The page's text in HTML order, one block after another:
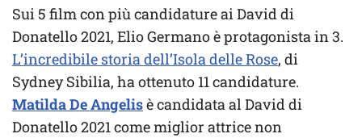
Sui 5 film con più candidature ai David di
Donatello 2021, Elio Germano è protagonista in 3.
L’incredibile storia dell’Isola delle Rose, di
Sydney Sibilia, ha ottenuto 11 candidature.
Matilda De Angelisè candidata al David di
Donatello 2021 come miglior attrice non